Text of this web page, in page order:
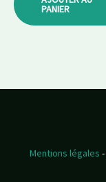
PANIER
Mentions légales -